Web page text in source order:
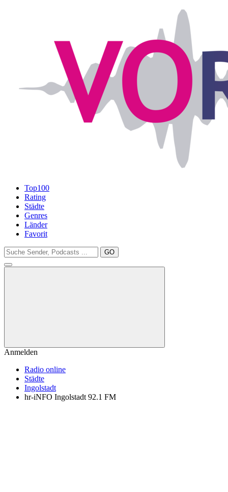
Top100
Rating
Städte
Genres
Länder
Favorit
GO
Anmelden
Radio online
Städte
Ingolstadt
hr-iNFO Ingolstadt 92.1 FM